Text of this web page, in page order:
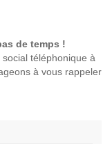
de temps !
téléphonique à
à vous rappeler